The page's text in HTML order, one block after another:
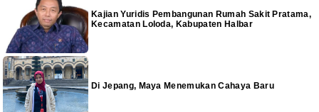
Kajian Yuridis Pembangunan Rumah Sakit Pratama,
Kecamatan Loloda, Kabupaten Halbar
Di Jepang, Maya Menemukan Cahaya Baru